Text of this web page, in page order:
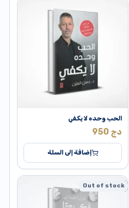
الحب وحده لا يكفي
950 دج
إضافة إلى السلة
التربية الواعية
Out of stock